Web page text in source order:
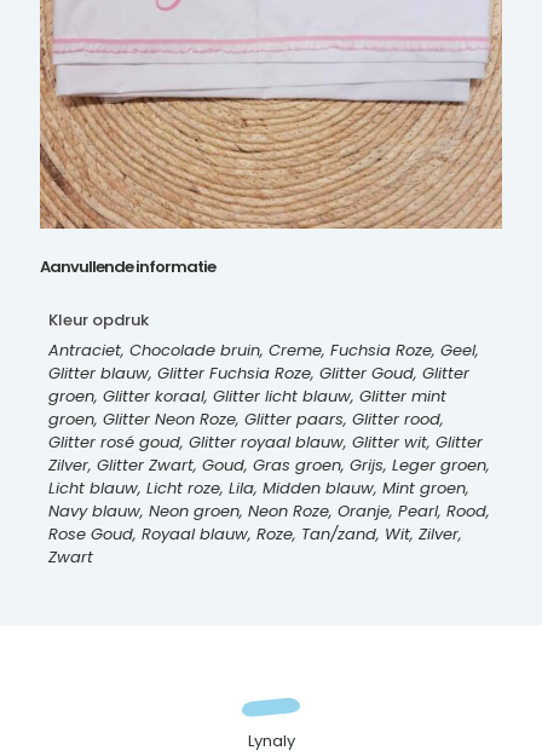
Aanvullende informatie
Kleur opdruk
Antraciet, Chocolade bruin, Creme, Fuchsia Roze, Geel,
Glitter blauw, Glitter Fuchsia Roze, Glitter Goud, Glitter
groen, Glitter koraal, Glitter licht blauw, Glitter mint
groen, Glitter Neon Roze, Glitter paars, Glitter rood,
Glitter rosé goud, Glitter royaal blauw, Glitter wit, Glitter
Zilver, Glitter Zwart, Goud, Gras groen, Grijs, Leger groen,
Licht blauw, Licht roze, Lila, Midden blauw, Mint groen,
Navy blauw, Neon groen, Neon Roze, Oranje, Pearl, Rood,
Rose Goud, Royaal blauw, Roze, Tan/zand, Wit, Zilver,
Zwart
Lynaly